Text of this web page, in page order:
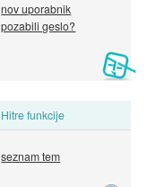
nov uporabnik
pozabili geslo?
Hitre funkcije
seznam tem